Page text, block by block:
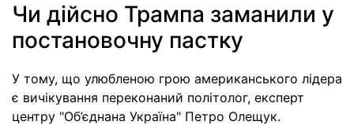
Чи дійсно Трампа заманили у
постановочну пастку
У тому, що улюбленою грою американського лідера
є вичікування переконаний політолог, експерт
центру "Об’єднана Україна" Петро Олещук.